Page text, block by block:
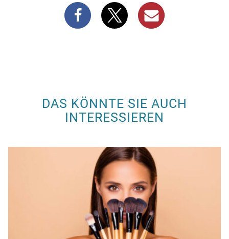
DAS KÖNNTE SIE AUCH
INTERESSIEREN